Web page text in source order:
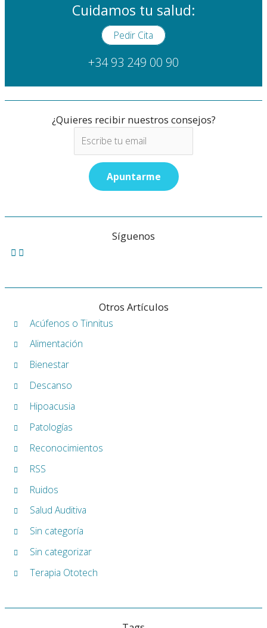
Cuidamos tu salud:
Pedir Cita
+34 93 249 00 90
¿Quieres recibir nuestros consejos?
Síguenos
Otros Artículos
Acúfenos o Tinnitus
Alimentación
Bienestar
Descanso
Hipoacusia
Patologías
Reconocimientos
RSS
Ruidos
Salud Auditiva
Sin categoría
Sin categorizar
Terapia Ototech